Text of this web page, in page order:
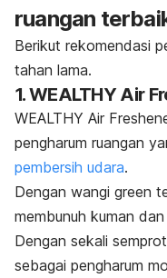
ruangan
Berikut rekomendasi
tahan lama.
1. WEALTHY Air
WEALTHY Air
pengharum ruangan
pembersih udara.
Dengan wangi green
membunuh kuman
Dengan sekali
sebagai pengharum